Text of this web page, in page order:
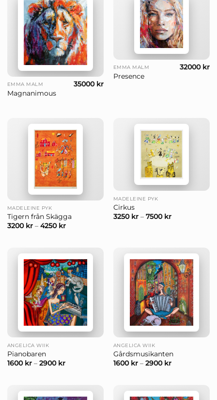
EMMA MALM
Magnanimous
35000 kr
EMMA MALM
Presence
32000 kr
MADELEINE PYK
Tigern från Skägga
3200 kr– 4250 kr
MADELEINE PYK
Cirkus
3250 kr– 7500 kr
ANGELICA WIIK
Pianobaren
1600 kr– 2900 kr
ANGELICA WIIK
Gårdsmusikanten
1600 kr– 2900 kr